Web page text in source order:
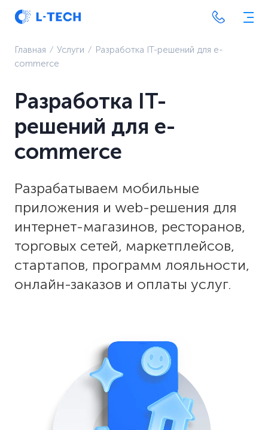
Главная ⁄ Услуги ⁄ Разработка IT-решений для e-
commerce
Разработка IT-
решений для e-
commerce
Разрабатываем мобильные
приложения и web-решения для
интернет-магазинов, ресторанов,
торговых сетей, маркетплейсов,
стартапов, программ лояльности,
онлайн-заказов и оплаты услуг.